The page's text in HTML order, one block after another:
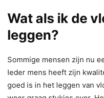
Wat als ik de
leggen?
Sommige mensen zijn nu
Ieder mens heeft zijn
goed is in het leggen van